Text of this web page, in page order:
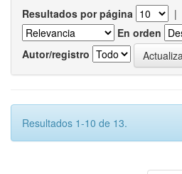
Resultados por página |
En orden
Autor/registro
Resultados 1-10 de 13.